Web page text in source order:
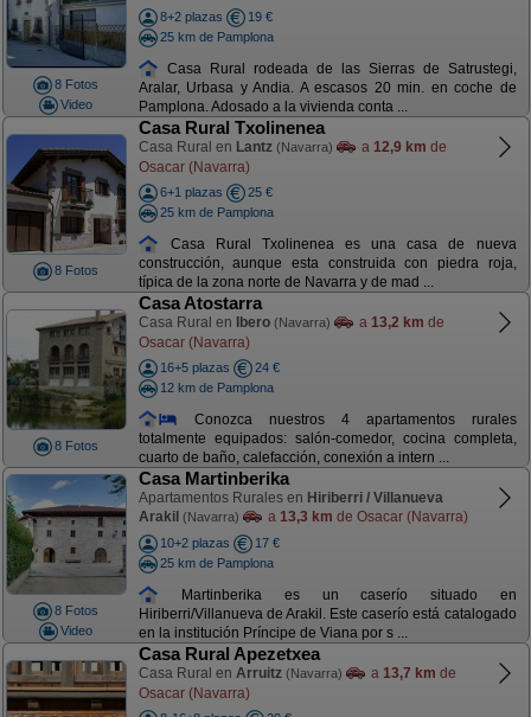
8 Fotos
Video
8+2 plazas
19 €
25 km de Pamplona
Casa Rural rodeada de las Sierras de Satrustegi,
Aralar, Urbasa y Andia. A escasos 20 min. en coche de
Pamplona. Adosado a la vivienda conta ...
8 Fotos
Casa Rural Txolinenea
Casa Rural en Lantz (Navarra) a 12,9 km de
Osacar (Navarra)
6+1 plazas
25 €
25 km de Pamplona
Casa Rural Txolinenea es una casa de nueva
construcción, aunque esta construida con piedra roja,
típica de la zona norte de Navarra y de mad ...
8 Fotos
Casa Atostarra
Casa Rural en Ibero (Navarra) a 13,2 km de
Osacar (Navarra)
16+5 plazas
24 €
12 km de Pamplona
Conozca nuestros 4 apartamentos rurales
totalmente equipados: salón-comedor, cocina completa,
cuarto de baño, calefacción, conexión a intern ...
8 Fotos
Video
Casa Martinberika
Apartamentos Rurales en Hiriberri / Villanueva
Arakil (Navarra) a 13,3 km de Osacar (Navarra)
10+2 plazas
17 €
25 km de Pamplona
Martinberika es un caserío situado en
Hiriberri/Villanueva de Arakil. Este caserío está catalogado
en la institución Príncipe de Viana por s ...
Casa Rural Apezetxea
Casa Rural en Arruitz (Navarra) a 13,7 km de
Osacar (Navarra)